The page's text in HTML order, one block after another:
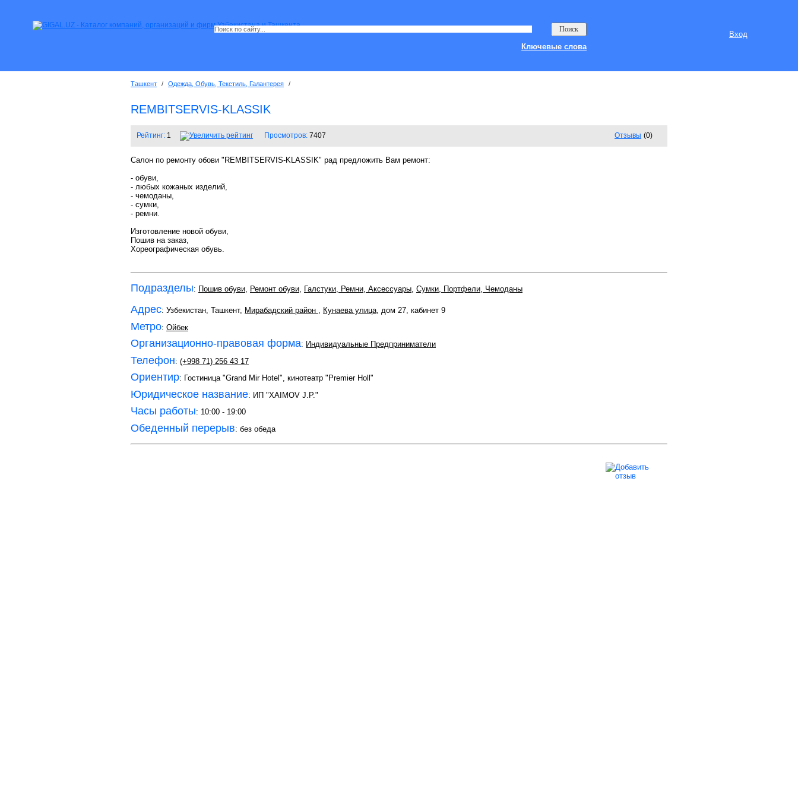
Вход
Ключевые слова
Ташкент / Одежда, Обувь, Текстиль, Галантерея /
REMBITSERVIS-KLASSIK
Рейтинг: 1 Просмотров: 7407 Отзывы (0)
Салон по ремонту обови "REMBITSERVIS-KLASSIK" рад предложить Вам ремонт:
- обуви,
- любых кожаных изделий,
- чемоданы,
- сумки,
- ремни.
Изготовление новой обуви,
Пошив на заказ,
Хореографическая обувь.
Подразделы: Пошив обуви, Ремонт обуви, Галстуки, Ремни, Аксессуары, Сумки, Портфели, Чемоданы
Адрес: Узбекистан, Ташкент, Мирабадский район , Кунаева улица, дом 27, кабинет 9
Метро: Ойбек
Организационно-правовая форма: Индивидуальные Предприниматели
Телефон: (+998 71) 256 43 17
Ориентир: Гостиница "Grand Mir Hotel", кинотеатр "Premier Holl"
Юридическое название: ИП "XAIMOV J.P."
Часы работы: 10:00 - 19:00
Обеденный перерыв: без обеда